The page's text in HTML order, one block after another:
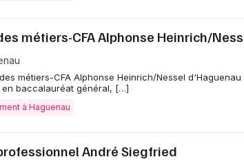
métiers-CFA Alphonse Heinrich/
métiers-CFA Alphonse Heinrich/Nessel
en baccalauréat général, […]
à Haguenau
André Siegfried